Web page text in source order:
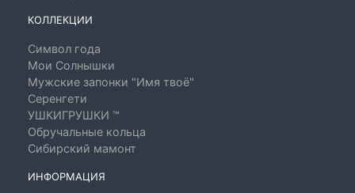
КОЛЛЕКЦИИ
Символ года
Мои Солнышки
Мужские запонки "Имя твоё"
Серенгети
УШКИГРУШКИ ™
Обручальные кольца
Сибирский мамонт
ИНФОРМАЦИЯ